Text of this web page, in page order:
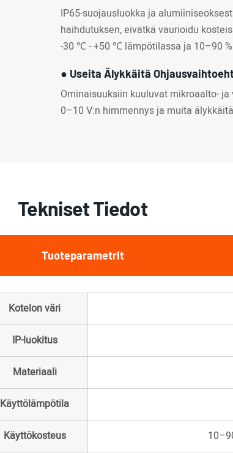
IP65-suojausluokka ja
haihdutuksen, eivätkä vaurioidu
-30 ℃ - +50 ℃ lämpötilassa ja 10–90
● Useita Älykkäitä
Ominaisuuksiin kuuluvat mikroaalto-
0–10 V:n himmennys ja muita
Tekniset Tiedot
Tuoteparametrit
Kotelon väri
IP-luokitus
Materiaali
Käyttölämpötila
Käyttökosteus